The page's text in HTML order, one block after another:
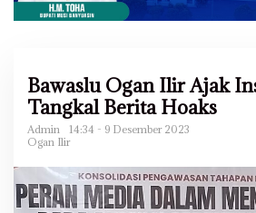
Bawaslu Ogan Ilir Ajak
Tangkal Berita Hoaks
Admin
14:34 - 9 Desember 2023
Ogan Ilir